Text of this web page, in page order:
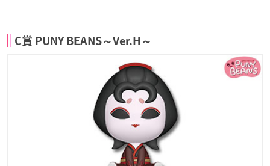
C賞 PUNY BEANS～Ver.H～